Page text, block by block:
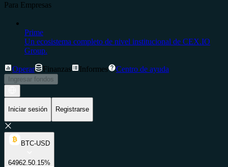
Para Empresas
Prime
Un ecosistema completo de nivel institucional de CEX.IO
Group.
Operar Finanzas Informes Centro de ayuda
Ingresar fondos
Iniciar sesión Registrarse
BTC-USD
64962.50.15%